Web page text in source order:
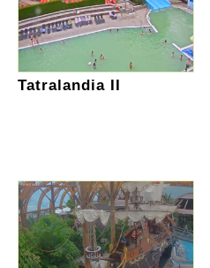
Tatralandia II